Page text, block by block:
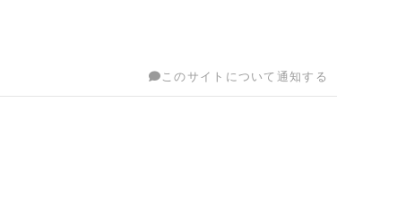
このサイトについて通知する